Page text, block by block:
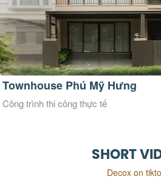
La Maison Douce
Phong cách thiết kế Đương đại
SHORT
Decox on